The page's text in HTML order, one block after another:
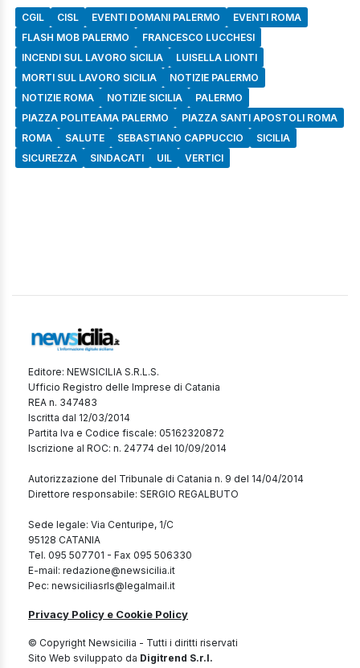
CGIL CISL EVENTI DOMANI PALERMO
EVENTI ROMA
FLASH MOB PALERMO
FRANCESCO LUCCHESI
INCENDI SUL LAVORO SICILIA
LUISELLA LIONTI
MORTI SUL LAVORO SICILIA
NOTIZIE PALERMO
NOTIZIE ROMA
NOTIZIE SICILIA
PALERMO
PIAZZA POLITEAMA PALERMO
PIAZZA SANTI APOSTOLI ROMA
ROMA
SALUTE SEBASTIANO CAPPUCCIO
SICILIA
SICUREZZA
SINDACATI UIL VERTICI
Editore: NEWSICILIA S.R.L.S.
Ufficio Registro delle Imprese di Catania
REA n. 347483
Iscritta dal 12/03/2014
Partita Iva e Codice fiscale: 05162320872
Iscrizione al ROC: n. 24774 del 10/09/2014
Autorizzazione del Tribunale di Catania n. 9 del 14/04/2014
Direttore responsabile: SERGIO REGALBUTO
Sede legale: Via Centuripe, 1/C
95128 CATANIA
Tel. 095 507701 - Fax 095 506330
E-mail: redazione@newsicilia.it
Pec: newsiciliasrls@legalmail.it
Privacy Policy e Cookie Policy
© Copyright Newsicilia - Tutti i diritti riservati
Sito Web sviluppato da Digitrend S.r.l.